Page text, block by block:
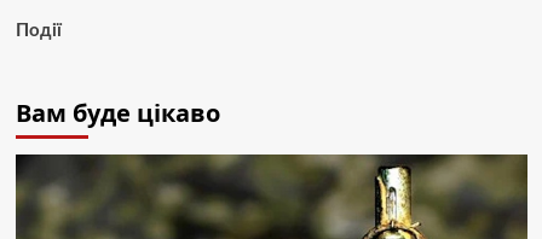
Події
Вам буде цікаво